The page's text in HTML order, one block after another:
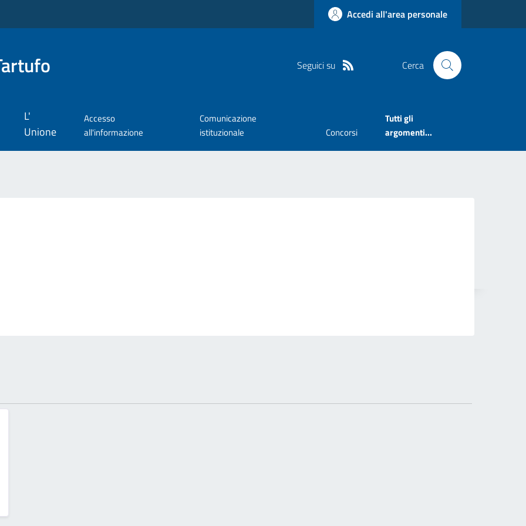
Accedi all'area personale
Seguici su Cerca
L'
Unione
Accesso
all'informazione
Comunicazione
istituzionale
Concorsi
Tutti gli
argomenti...